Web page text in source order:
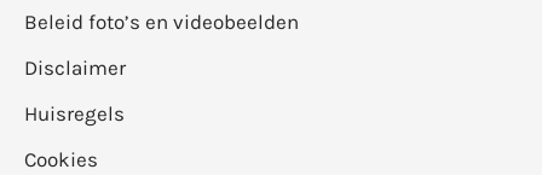
Beleid foto’s en videobeelden
Disclaimer
Huisregels
Cookies